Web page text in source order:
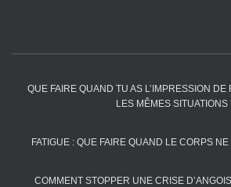
QUE FAIRE QUAND TU AS L’IMPRESSION
LES MÊMES SITUATIONS
FATIGUE : QUE FAIRE QUAND LE CORPS
COMMENT STOPPER UNE CRISE